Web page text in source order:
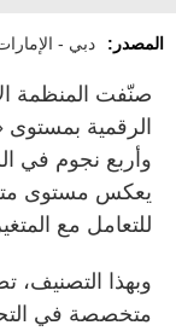
المصدر: دبي -
صنّفت المنظمة
الرقمية
وأربع نجوم في
يعكس مستوى
للتعامل مع
وبهذا التصنيف،
متخصصة في